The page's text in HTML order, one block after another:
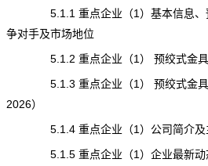
5.1.1 重点企业（1）基本信息、预
争对手及市场地位
5.1.2 重点企业（1） 预绞式金具产
5.1.3 重点企业（1） 预绞式金具销
2026）
5.1.4 重点企业（1）公司简介及
5.1.5 重点企业（1）企业最新动